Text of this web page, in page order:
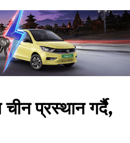
प्रस्थान गर्दै,